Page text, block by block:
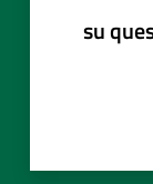
su